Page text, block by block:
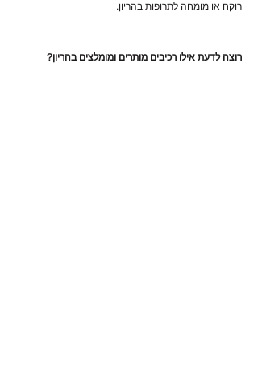
רוקח או מומחה לתרופות בהריון.
רוצה לדעת אילו רכיבים מותרים ומומלצים בהריון?